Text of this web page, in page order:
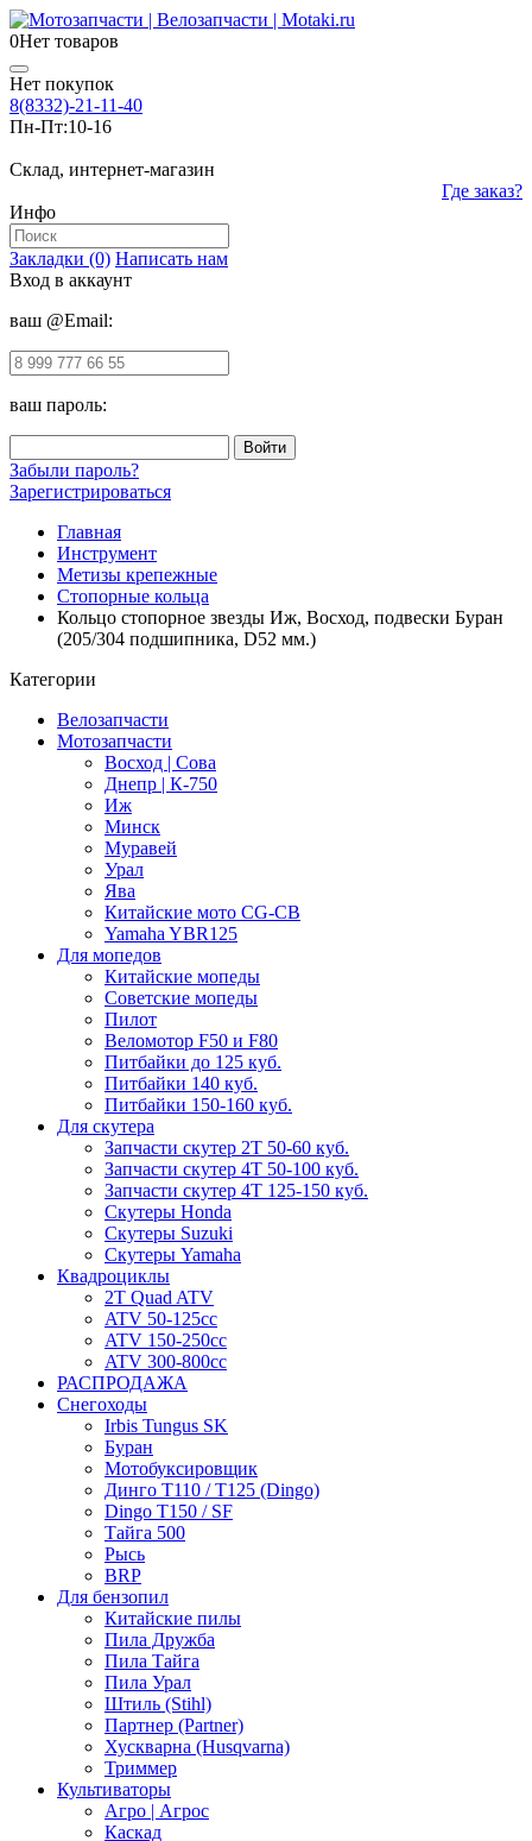
0Нет товаров
Нет покупок
8(8332)-21-11-40
Пн-Пт:10-16
Склад, интернет-магазин
Где заказ?
Инфо
Закладки (0) Написать нам
Вход в аккаунт
ваш @Email:
ваш пароль:
Забыли пароль?
Зарегистрироваться
Главная
Инструмент
Метизы крепежные
Стопорные кольца
Кольцо стопорное звезды Иж, Восход, подвески Буран
(205/304 подшипника, D52 мм.)
Категории
Велозапчасти
Мотозапчасти
Восход | Сова
Днепр | К-750
Иж
Минск
Муравей
Урал
Ява
Китайские мото CG-CB
Yamaha YBR125
Для мопедов
Китайские мопеды
Советские мопеды
Пилот
Веломотор F50 и F80
Питбайки до 125 куб.
Питбайки 140 куб.
Питбайки 150-160 куб.
Для скутера
Запчасти скутер 2Т 50-60 куб.
Запчасти скутер 4Т 50-100 куб.
Запчасти скутер 4Т 125-150 куб.
Скутеры Honda
Скутеры Suzuki
Скутеры Yamaha
Квадроциклы
2T Quad ATV
ATV 50-125cc
ATV 150-250cc
ATV 300-800cc
РАСПРОДАЖА
Снегоходы
Irbis Tungus SK
Буран
Мотобуксировщик
Динго T110 / T125 (Dingo)
Dingo T150 / SF
Тайга 500
Рысь
BRP
Для бензопил
Китайские пилы
Пила Дружба
Пила Тайга
Пила Урал
Штиль (Stihl)
Партнер (Partner)
Хускварна (Husqvarna)
Триммер
Культиваторы
Агро | Агрос
Каскад